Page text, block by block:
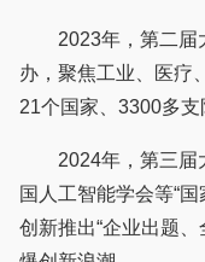
2023年，第二届
办，聚焦工业、医疗
21个国家、3300多支
2024年，第三届大
国人工智能学会等“
创新推出“企业出题、